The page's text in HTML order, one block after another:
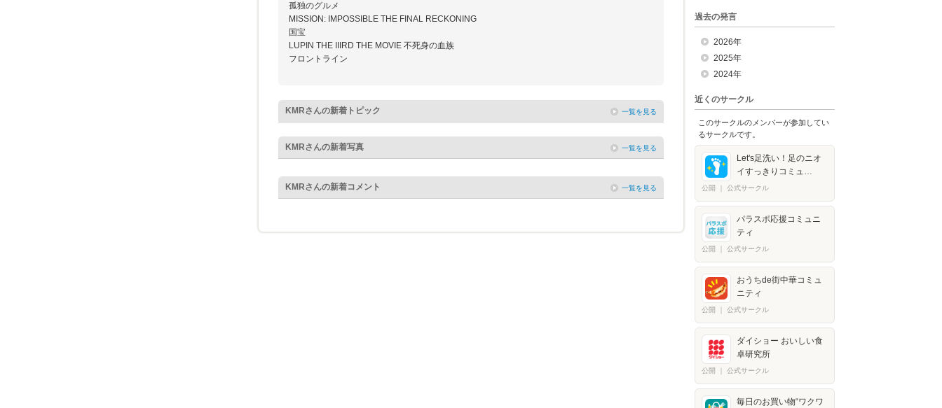
孤独のグルメ
MISSION: IMPOSSIBLE THE FINAL RECKONING
国宝
LUPIN THE IIIRD THE MOVIE 不死身の血族
フロントライン
KMRさんの新着トピック 一覧を見る
KMRさんの新着写真 一覧を見る
KMRさんの新着コメント 一覧を見る
過去の発言
2026年
2025年
2024年
近くのサークル
このサークルのメンバーが参加してい
るサークルです。
Let's足洗い！足のニオ
イすっきりコミュ…
公開 公式サークル
パラスポ応援コミュニ
ティ
公開 公式サークル
おうちde街中華コミュ
ニティ
公開 公式サークル
ダイショー おいしい食
卓研究所
公開 公式サークル
毎日のお買い物“ワクワ